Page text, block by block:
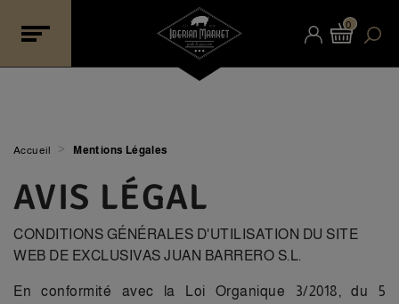
0
Accueil > Mentions Légales
AVIS LÉGAL
CONDITIONS GÉNÉRALES D'UTILISATION DU SITE
WEB DE EXCLUSIVAS JUAN BARRERO S.L.
En conformité avec la Loi Organique 3/2018, du 5